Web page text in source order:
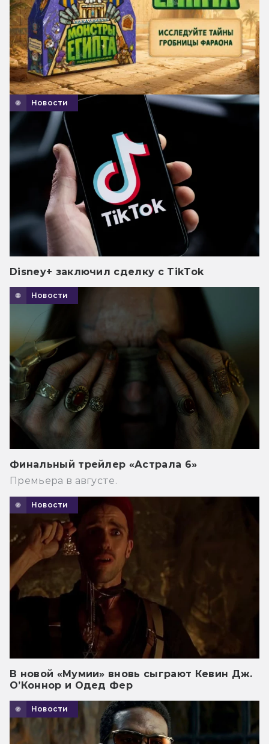
Новости
Disney+ заключил сделку с TikTok
Новости
Финальный трейлер «Астрала 6»
Премьера в августе.
Новости
В новой «Мумии» вновь сыграют Кевин Дж.
О’Коннор и Одед Фер
Новости